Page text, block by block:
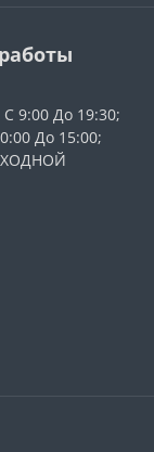
9:00 До 19:30;
До 15:00;